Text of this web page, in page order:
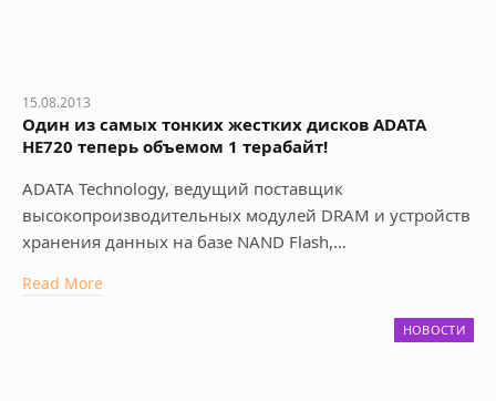
15.08.2013
Один из самых тонких жестких дисков ADATA
HE720 теперь объемом 1 терабайт!
ADATA Technology, ведущий поставщик
высокопроизводительных модулей DRAM и устройств
хранения данных на базе NAND Flash,…
Read More
НОВОСТИ